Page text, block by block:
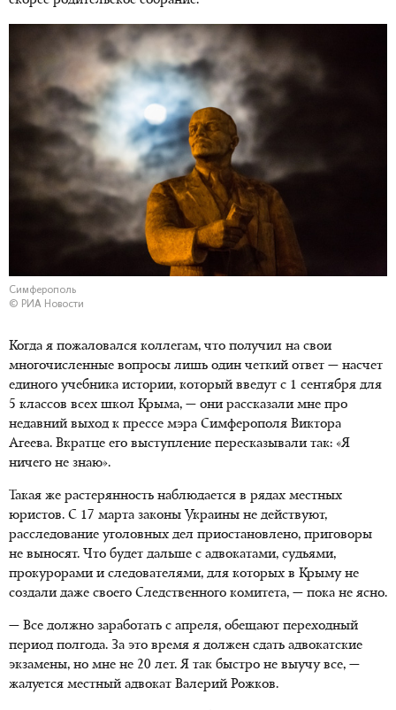
Симферополь
© РИА Новости
Когда я пожаловался коллегам, что получил на свои
многочисленные вопросы лишь один четкий ответ — насчет
единого учебника истории, который введут с 1 сентября для
5 классов всех школ Крыма, — они рассказали мне про
недавний выход к прессе мэра Симферополя Виктора
Агеева. Вкратце его выступление пересказывали так: «Я
ничего не знаю».
Такая же растерянность наблюдается в рядах местных
юристов. С 17 марта законы Украины не действуют,
расследование уголовных дел приостановлено, приговоры
не выносят. Что будет дальше с адвокатами, судьями,
прокурорами и следователями, для которых в Крыму не
создали даже своего Следственного комитета, — пока не ясно.
— Все должно заработать с апреля, обещают переходный
период полгода. За это время я должен сдать адвокатские
экзамены, но мне не 20 лет. Я так быстро не выучу все, —
жалуется местный адвокат Валерий Рожков.